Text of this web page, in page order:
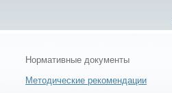
Нормативные документы
Методические рекомендации